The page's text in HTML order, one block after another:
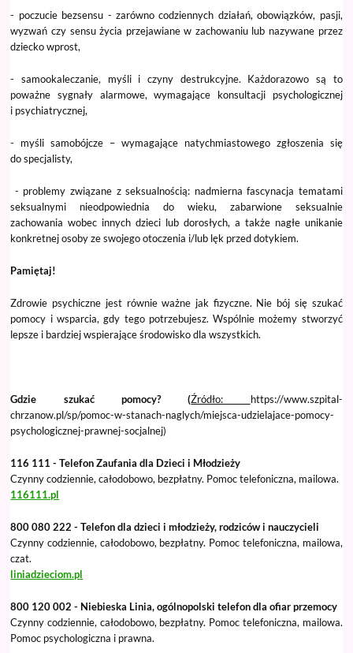
- poczucie bezsensu - zarówno codziennych działań, obowiązków, pasji,
wyzwań czy sensu życia przejawiane w zachowaniu lub nazywane przez
dziecko wprost,
- samookaleczanie, myśli i czyny destrukcyjne. Każdorazowo są to
poważne sygnały alarmowe, wymagające konsultacji psychologicznej
i psychiatrycznej,
- myśli samobójcze – wymagające natychmiastowego zgłoszenia się
do specjalisty,
- problemy związane z seksualnością: nadmierna fascynacja tematami
seksualnymi nieodpowiednia do wieku, zabarwione seksualnie
zachowania wobec innych dzieci lub dorosłych, a także nagłe unikanie
konkretnej osoby ze swojego otoczenia i/lub lęk przed dotykiem.
Pamiętaj!
Zdrowie psychiczne jest równie ważne jak fizyczne. Nie bój się szukać
pomocy i wsparcia, gdy tego potrzebujesz. Wspólnie możemy stworzyć
lepsze i bardziej wspierające środowisko dla wszystkich.
Gdzie szukać pomocy? (Źródło: https://www.szpital-
chrzanow.pl/sp/pomoc-w-stanach-naglych/miejsca-udzielajace-pomocy-
psychologicznej-prawnej-socjalnej)
116 111 - Telefon Zaufania dla Dzieci i Młodzieży
Czynny codziennie, całodobowo, bezpłatny. Pomoc telefoniczna, mailowa.
116111.pl
800 080 222 - Telefon dla dzieci i młodzieży, rodziców i nauczycieli
Czynny codziennie, całodobowo, bezpłatny. Pomoc telefoniczna, mailowa,
czat.
liniadzieciom.pl
800 120 002 - Niebieska Linia, ogólnopolski telefon dla ofiar przemocy
Czynny codziennie, całodobowo, bezpłatny. Pomoc telefoniczna, mailowa.
Pomoc psychologiczna i prawna.